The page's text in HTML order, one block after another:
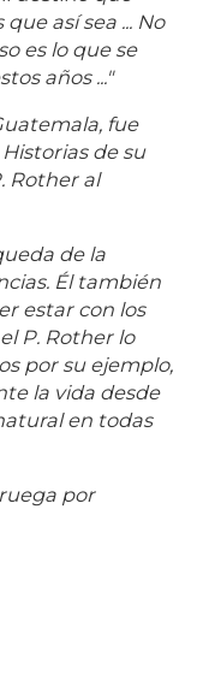
así sea ... No
es lo que se
años ..."
fue
de su
Rother al
de la
Él también
estar con los
P. Rother lo
por su ejemplo,
la vida desde
en todas
por